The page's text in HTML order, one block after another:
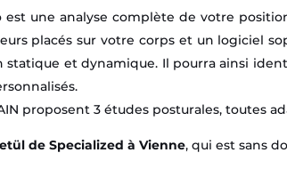
est une analyse complète de votre
placés sur votre corps et un logiciel
statique et dynamique. Il pourra ainsi
proposent 3 études posturales, toutes
de Specialized à Vienne, qui est sans